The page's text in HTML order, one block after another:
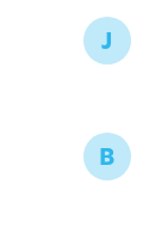
J
B